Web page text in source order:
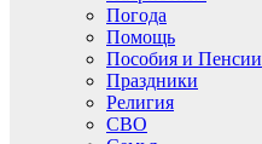
Погода
Помощь
Пособия и Пенсии
Праздники
Религия
СВО